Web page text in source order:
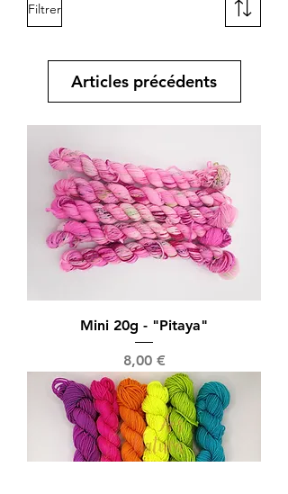
Filtrer
Articles précédents
Mini 20g - "Pitaya"
Prix
8,00 €